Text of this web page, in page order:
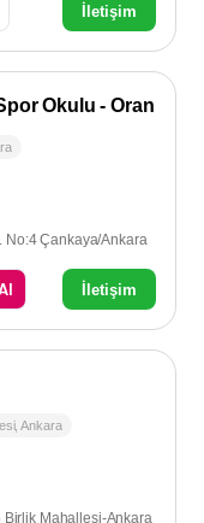
İletişim
Okulu - Oran
No:4 Çankaya/Ankara
İletişim
,Ankara
Birlik Mahallesi-Ankara